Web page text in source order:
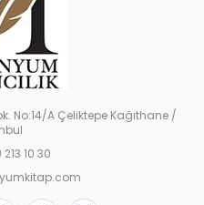
No:14/A Çeliktepe Kağıthane /
213 10 30